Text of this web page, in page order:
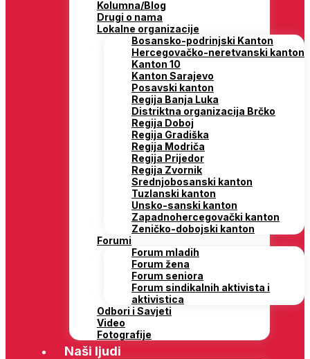
Kolumna/Blog
Drugi o nama
Lokalne organizacije
Bosansko-podrinjski Kanton
Hercegovačko-neretvanski kanton
Kanton 10
Kanton Sarajevo
Posavski kanton
Regija Banja Luka
Distriktna organizacija Brčko
Regija Doboj
Regija Gradiška
Regija Modriča
Regija Prijedor
Regija Zvornik
Srednjobosanski kanton
Tuzlanski kanton
Unsko-sanski kanton
Zapadnohercegovački kanton
Zeničko-dobojski kanton
Forumi
Forum mladih
Forum žena
Forum seniora
Forum sindikalnih aktivista i
aktivistica
Odbori i Savjeti
Video
Fotografije
Naši ljudi